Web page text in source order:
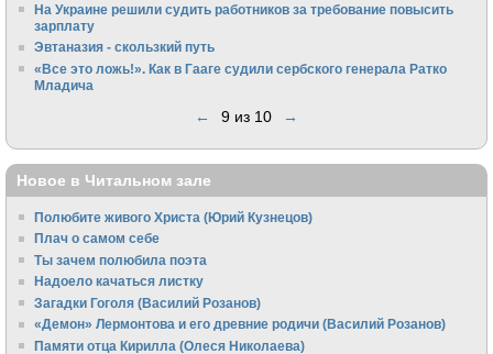
На Украине решили судить работников за требование повысить
зарплату
Эвтаназия - скользкий путь
«Все это ложь!». Как в Гааге судили сербского генерала Ратко
Младича
← 9 из 10 →
Новое в Читальном зале
Полюбите живого Христа (Юрий Кузнецов)
Плач о самом себе
Ты зачем полюбила поэта
Надоело качаться листку
Загадки Гоголя (Василий Розанов)
«Демон» Лермонтова и его древние родичи (Василий Розанов)
Памяти отца Кирилла (Олеся Николаева)